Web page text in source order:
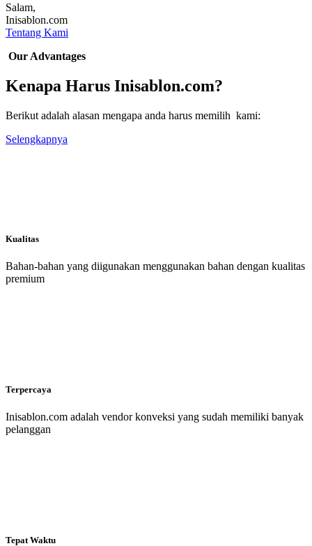
Salam,
Inisablon.com
Tentang Kami
Our Advantages
Kenapa Harus Inisablon.com?
Berikut adalah alasan mengapa anda harus memilih kami:
Selengkapnya
Kualitas
Bahan-bahan yang diigunakan menggunakan bahan dengan kualitas
premium
Terpercaya
Inisablon.com adalah vendor konveksi yang sudah memiliki banyak
pelanggan
Tepat Waktu